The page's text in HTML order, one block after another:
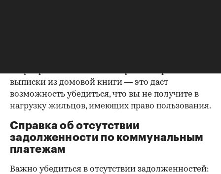
выписки из домовой книги — это даст
возможность убедиться, что вы не получите в
нагрузку жильцов, имеющих право пользования.
Справка об отсутствии
задолженности по коммунальным
платежам
Важно убедиться в отсутствии задолженностей: